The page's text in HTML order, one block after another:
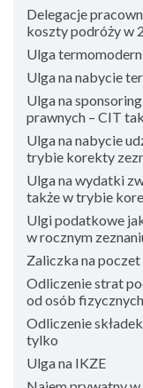
Delegacje
koszty podróży w
Ulga
Ulga na nabycie
Ulga na
prawnych – CIT
Ulga na nabycie
trybie korekty
Ulga na wydatki
także w trybie
Ulgi podatkowe
w rocznym
Zaliczka na
Odliczenie strat
od osób fizycznych
Odliczenie
tylko
Ulga na IKZE